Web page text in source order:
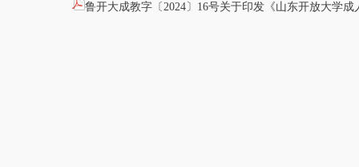
鲁开大成教字〔2024〕16号关于印发《山东开放大学